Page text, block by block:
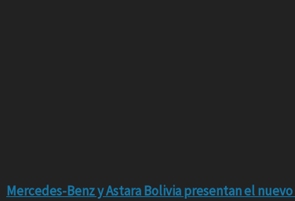
Mercedes-Benz y Astara Bolivia presentan el